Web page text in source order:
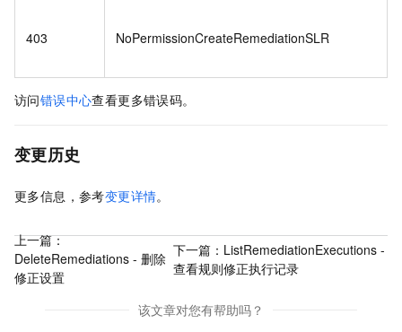
403 NoPermissionCreateRemediationSLR
访问错误中心查看更多错误码。
变更历史
更多信息，参考变更详情。
上一篇：
DeleteRemediations - 删除
修正设置
下一篇： ListRemediationExecutions -
查看规则修正执行记录
该文章对您有帮助吗？